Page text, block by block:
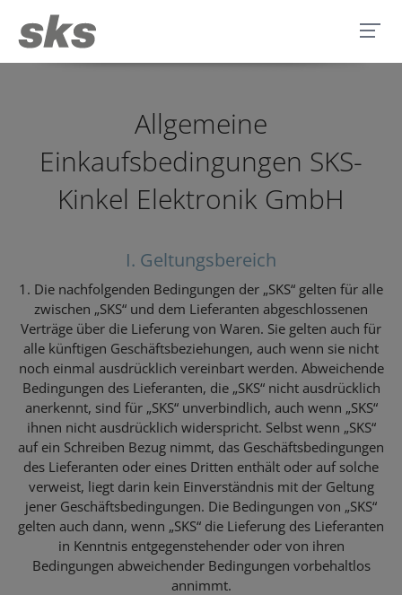
Allgemeine
Einkaufsbedingungen SKS-
Kinkel Elektronik GmbH
I. Geltungsbereich
1. Die nachfolgenden Bedingungen der „SKS“ gelten für alle
zwischen „SKS“ und dem Lieferanten abgeschlossenen
Verträge über die Lieferung von Waren. Sie gelten auch für
alle künftigen Geschäftsbeziehungen, auch wenn sie nicht
noch einmal ausdrücklich vereinbart werden. Abweichende
Bedingungen des Lieferanten, die „SKS“ nicht ausdrücklich
anerkennt, sind für „SKS“ unverbindlich, auch wenn „SKS“
ihnen nicht ausdrücklich widerspricht. Selbst wenn „SKS“
auf ein Schreiben Bezug nimmt, das Geschäftsbedingungen
des Lieferanten oder eines Dritten enthält oder auf solche
verweist, liegt darin kein Einverständnis mit der Geltung
jener Geschäftsbedingungen. Die Bedingungen von „SKS“
gelten auch dann, wenn „SKS“ die Lieferung des Lieferanten
in Kenntnis entgegenstehender oder von ihren
Bedingungen abweichender Bedingungen vorbehaltlos
annimmt.